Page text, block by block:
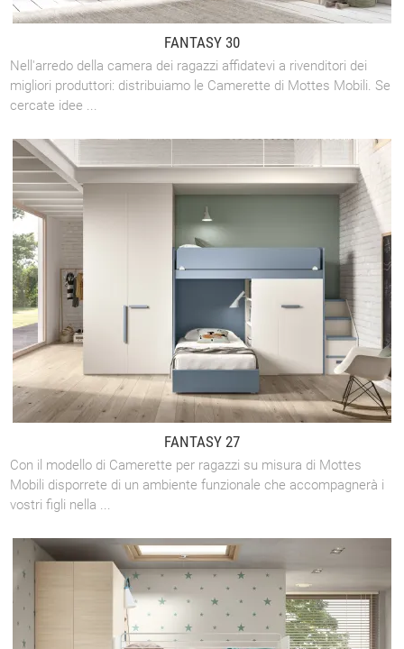
FANTASY 30
Nell'arredo della camera dei ragazzi affidatevi a rivenditori dei
migliori produttori: distribuiamo le Camerette di Mottes Mobili. Se
cercate idee ...
FANTASY 27
Con il modello di Camerette per ragazzi su misura di Mottes
Mobili disporrete di un ambiente funzionale che accompagnerà i
vostri figli nella ...